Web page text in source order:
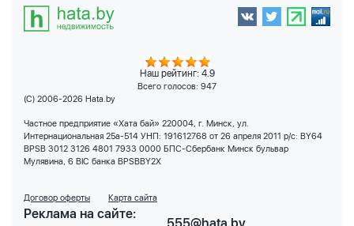
Наш рейтинг: 4.9
Всего голосов: 947
(C) 2006-2026 Hata.by
Частное предприятие «Хата бай» 220004, г. Минск, ул.
Интернациональная 25а-514 УНП: 191612768 от 26 апреля 2011 р/с: BY64
BPSB 3012 3126 4801 7933 0000 БПС-Сбербанк Минск бульвар
Мулявина, 6 BIC банка BPSBBY2X
Договор оферты Карта сайта
Реклама на сайте: